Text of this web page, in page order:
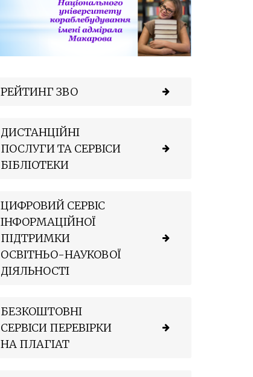
РЕЙТИНГ ЗВО
ДИСТАНЦІЙНІ
ПОСЛУГИ ТА СЕРВІСИ
БІБЛІОТЕКИ
ЦИФРОВИЙ СЕРВІС
ІНФОРМАЦІЙНОЇ
ПІДТРИМКИ
ОСВІТНЬО-НАУКОВОЇ
ДІЯЛЬНОСТІ
БЕЗКОШТОВНІ
СЕРВІСИ ПЕРЕВІРКИ
НА ПЛАГІАТ